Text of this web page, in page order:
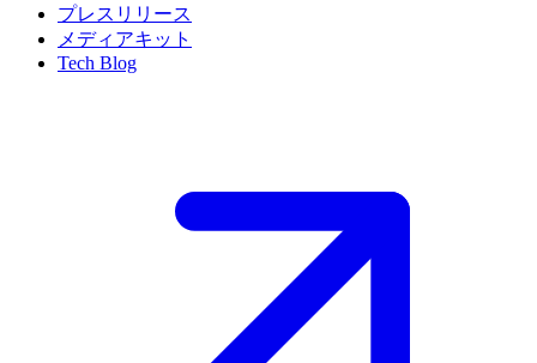
プレスリリース
メディアキット
Tech Blog